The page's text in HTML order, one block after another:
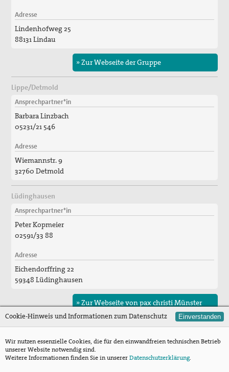
Adresse
Lindenhofweg 25
88131 Lindau
» Zur Webseite der Gruppe
Lippe/Detmold
Ansprechpartner*in
Barbara Linzbach
05231/21 546
Adresse
Wiemannstr. 9
32760 Detmold
Lüdinghausen
Ansprechpartner*in
Peter Kopmeier
02591/33 88
Adresse
Eichendorffring 22
59348 Lüdinghausen
» Zur Webseite von pax christi Münster
Mannheim
Ansprechpartner*in
Mariell Winter
Cookie-Hinweis und Informationen zum Datenschutz Einverstanden
Wir nutzen essenzielle Cookies, die für den einwandfreien technischen Betrieb
unserer Website notwendig sind.
Weitere Informationen finden Sie in unsererDatenschutzerklärung.